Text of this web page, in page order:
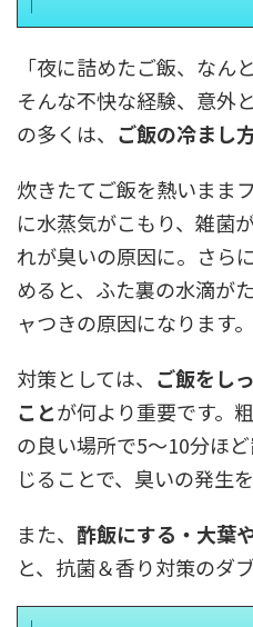
「夜に詰めたご飯、なん
そんな不快な経験、意外
の多くは、 ご飯の冷まし
炊きたてご飯を熱いまま
に水蒸気がこもり、雑菌
れが臭いの原因に。さら
めると、ふた裏の水滴が
ャつきの原因になります。
対策としては、 ご飯をし
ことが何より重要です。
の良い場所で5〜10分ほ
じることで、臭いの発生
また、 酢飯にする・大葉
と、抗菌＆香り対策のダ